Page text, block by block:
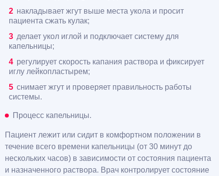
накладывает жгут выше места укола и просит
пациента сжать кулак;
делает укол иглой и подключает систему для
капельницы;
регулирует скорость капания раствора и фиксирует
иглу лейкопластырем;
снимает жгут и проверяет правильность работы
системы.
Процесс капельницы.
Пациент лежит или сидит в комфортном положении в
течение всего времени капельницы (от 30 минут до
нескольких часов) в зависимости от состояния пациента
и назначенного раствора. Врач контролирует состояние